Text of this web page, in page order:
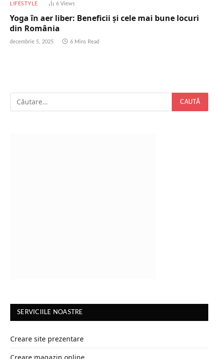
LIFESTYLE 6 Views
Yoga în aer liber: Beneficii și cele mai bune locuri
din România
decembrie 5, 2025 6 Mins Read
SERVICIILE NOASTRE
Creare site prezentare